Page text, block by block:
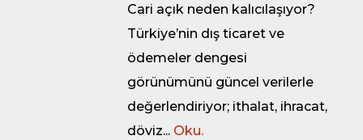
Cari açık neden kalıcılaşıyor?
Türkiye’nin dış ticaret ve
ödemeler dengesi
görünümünü güncel verilerle
değerlendiriyor; ithalat, ihracat,
döviz... Oku.